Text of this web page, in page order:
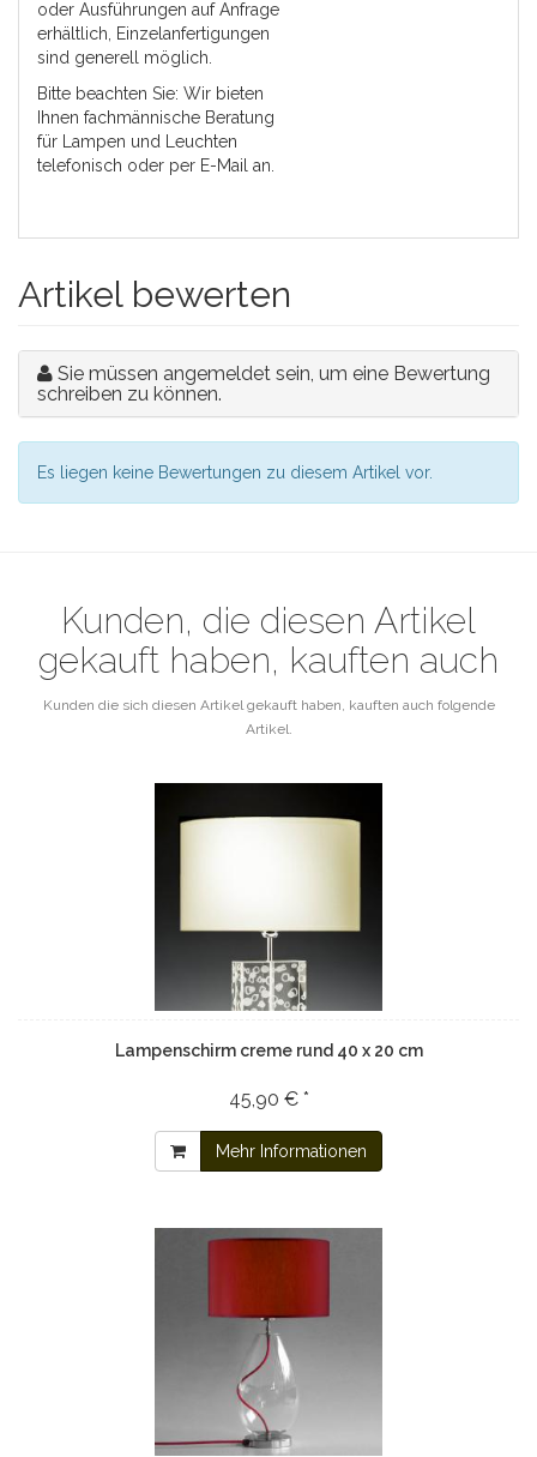
oder Ausführungen auf Anfrage
erhältlich, Einzelanfertigungen
sind generell möglich.
Bitte beachten Sie: Wir bieten
Ihnen fachmännische Beratung
für Lampen und Leuchten
telefonisch oder per E-Mail an.
Artikel bewerten
Sie müssen angemeldet sein, um eine Bewertung
schreiben zu können.
Es liegen keine Bewertungen zu diesem Artikel vor.
Kunden, die diesen Artikel
gekauft haben, kauften auch
Kunden die sich diesen Artikel gekauft haben, kauften auch folgende
Artikel.
Lampenschirm creme rund 40 x 20 cm
45,90 € *
Mehr Informationen